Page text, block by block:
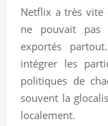
Netflix a très vite
ne pouvait pas
exportés
intégrer les
politiques de
souvent la
localement.